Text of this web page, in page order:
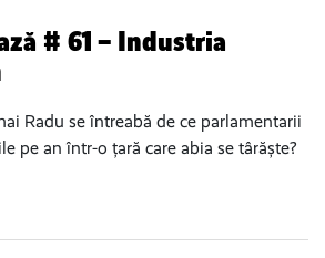
# 61 – Industria
Radu se întreabă de ce parlamentarii
pe an într-o țară care abia se târăște?